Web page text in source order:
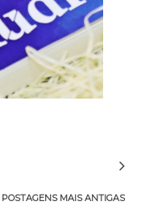
POSTAGENS MAIS ANTIGAS